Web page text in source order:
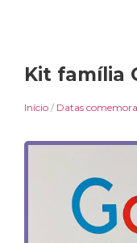
Kit família
Início / Datas